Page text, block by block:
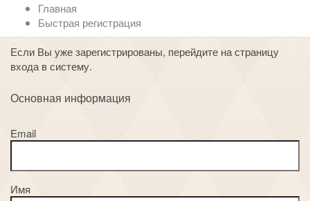
Главная
Быстрая регистрация
Если Вы уже зарегистрированы, перейдите на страницу
входа в систему.
Основная информация
Email
Имя